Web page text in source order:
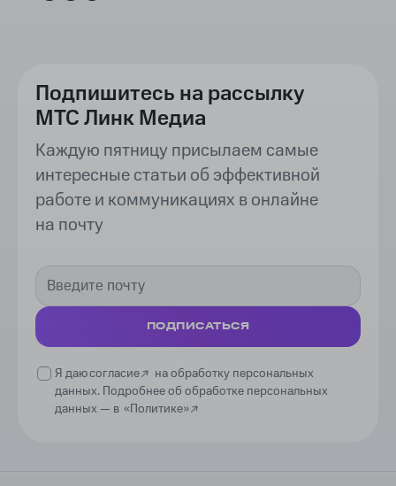
Подпишитесь на рассылку
МТС Линк Медиа
Каждую пятницу присылаем самые
интересные статьи об эффективной
работе и коммуникациях в онлайне
на почту
ПОДПИСАТЬСЯ
Я даюсогласие
на обработку персональных
данных. Подробнее об обработке персональных
данных — в «Политике»